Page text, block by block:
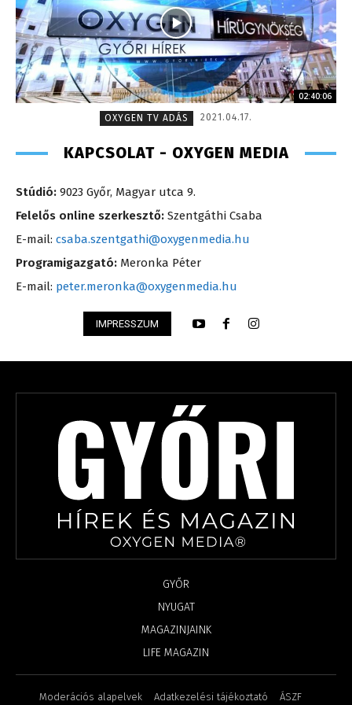
02:40:06
OXYGEN TV ADÁS
2021.04.17.
KAPCSOLAT - OXYGEN MEDIA
Stúdió: 9023 Győr, Magyar utca 9.
Felelős online szerkesztő: Szentgáthi Csaba
E-mail: csaba.szentgathi@oxygenmedia.hu
Programigazgató: Meronka Péter
E-mail: peter.meronka@oxygenmedia.hu
IMPRESSZUM
GYŐR
NYUGAT
MAGAZINJAINK
LIFE MAGAZIN
Moderációs alapelvek Adatkezelési tájékoztató ÁSZF